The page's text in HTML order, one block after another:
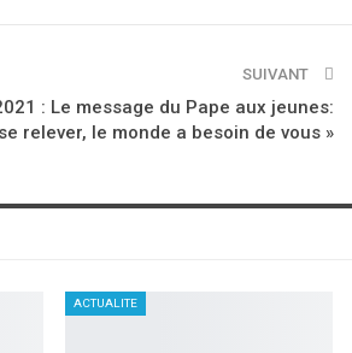
SUIVANT
: Le message du Pape aux jeunes:
relever, le monde a besoin de vous »
ACTUALITE